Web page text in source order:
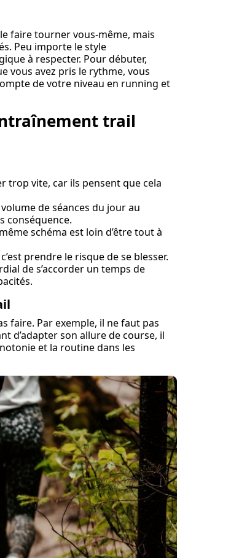
faire tourner vous-même, mais
Peu importe le style
à respecter. Pour débuter,
vous avez pris le rythme, vous
de votre niveau en running et
trail
trop vite, car ils pensent que cela
de séances du jour au
conséquence.
schéma est loin d’être tout à
prendre le risque de se blesser.
de s’accorder un temps de
faire. Par exemple, il ne faut pas
d’adapter son allure de course, il
et la routine dans les